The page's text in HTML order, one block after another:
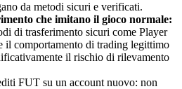
da metodi sicuri e verificati.
che imitano il gioco normale:
di trasferimento sicuri come Player
il comportamento di trading legittimo
il rischio di rilevamento
FUT su un account nuovo: non